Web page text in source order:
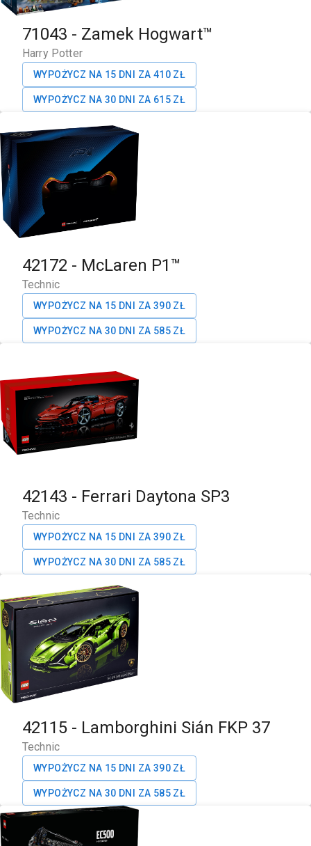
71043 - Zamek Hogwart™
Harry Potter
WYPOŻYCZ NA 15 DNI ZA 410 ZŁ
WYPOŻYCZ NA 30 DNI ZA 615 ZŁ
42172 - McLaren P1™
Technic
WYPOŻYCZ NA 15 DNI ZA 390 ZŁ
WYPOŻYCZ NA 30 DNI ZA 585 ZŁ
42143 - Ferrari Daytona SP3
Technic
WYPOŻYCZ NA 15 DNI ZA 390 ZŁ
WYPOŻYCZ NA 30 DNI ZA 585 ZŁ
42115 - Lamborghini Sián FKP 37
Technic
WYPOŻYCZ NA 15 DNI ZA 390 ZŁ
WYPOŻYCZ NA 30 DNI ZA 585 ZŁ